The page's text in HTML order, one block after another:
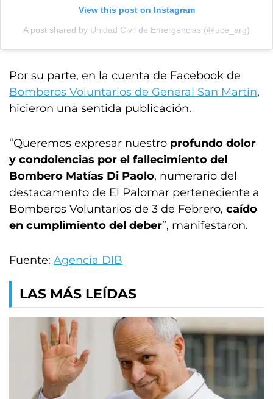
View this post on Instagram
A post shared by Unidad Civil de Emergencias (@uce_arg)
Por su parte, en la cuenta de Facebook de
Bomberos Voluntarios de General San Martín,
hicieron una sentida publicación.
“Queremos expresar nuestro profundo dolor
y condolencias por el fallecimiento del
Bombero Matías Di Paolo, numerario del
destacamento de El Palomar perteneciente a
Bomberos Voluntarios de 3 de Febrero, caído
en cumplimiento del deber”, manifestaron.
Fuente: Agencia DIB
LAS MÁS LEÍDAS